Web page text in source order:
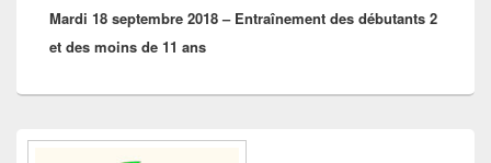
suivant :
Mardi 18 septembre 2018 – Entraînement des débutants 2
et des moins de 11 ans
Zone